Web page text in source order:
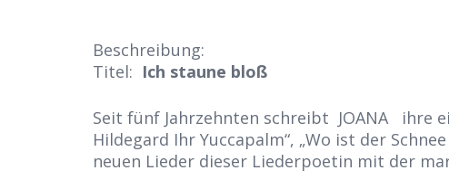
Beschreibung:
Titel: Ich staune bloß
Seit fünf Jahrzehnten schreibt JOANA ihre
Hildegard Ihr Yuccapalm“, „Wo ist der
neuen Lieder dieser Liederpoetin mit der